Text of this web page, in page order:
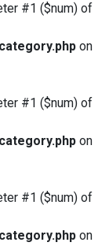
#1 ($num) of
on
#1 ($num) of
on
#1 ($num) of
on